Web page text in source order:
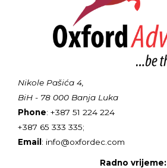
Nikole Pašića 4,
BiH - 78 000 Banja Luka
Phone: +387 51 224 224
+387 65 333 335;
Email: info@oxfordec.com
Radno vrijeme: